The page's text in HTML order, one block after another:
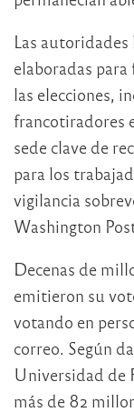
Las
elaboradas
las elecciones,
francotiradores
sede clave de
para los
vigilancia
Washington
Decenas de
emitieron su
votando en
correo. Según
Universidad de
más de 82